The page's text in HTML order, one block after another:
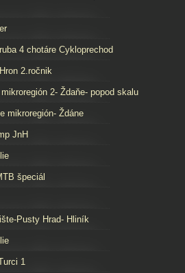
4 chotáre Cykloprechod
2.ročnik
2- Ždaňe- popod skalu
mikroregión- Ždáne
JnH
špeciál
Pusty Hrad- Hliník
1